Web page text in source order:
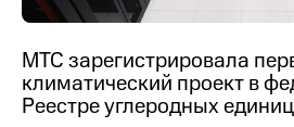
МТС зарегистрировала
климатический проект в
Реестре углеродных единиц